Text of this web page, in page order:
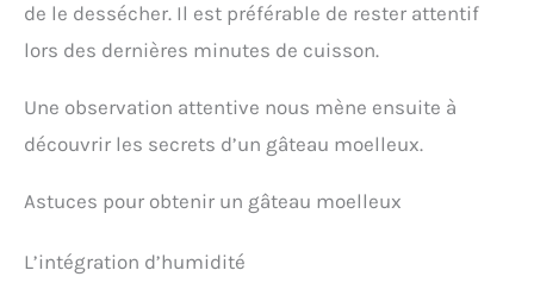
de le dessécher. Il est préférable de rester attentif
lors des dernières minutes de cuisson.
Une observation attentive nous mène ensuite à
découvrir les secrets d’un gâteau moelleux.
Astuces pour obtenir un gâteau moelleux
L’intégration d’humidité